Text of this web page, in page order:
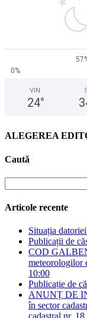
0%
VIN
24°
ALEGEREA
Caută
Articole recente
Situația
Publicații de
COD
meteorologilor
10:00
Publicație de
ANUNȚ DE
în sector